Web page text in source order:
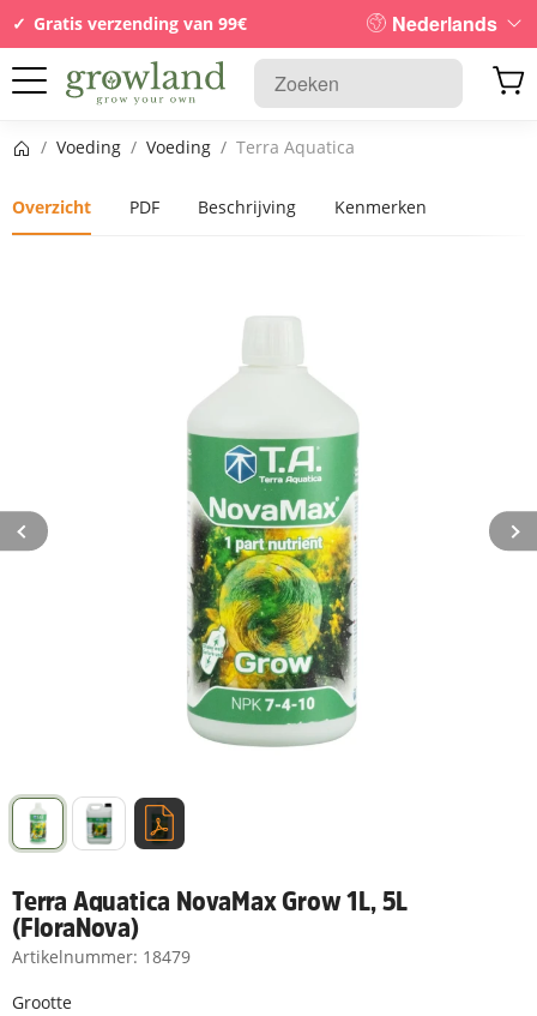
Gratis verzending van 99€ Nederlands
Startpagina
/ Voeding / Voeding / Terra Aquatica
Overzicht PDF Beschrijving Kenmerken
Terra Aquatica NovaMax Grow 1L, 5L
(FloraNova)
Artikelnummer: 18479
Grootte